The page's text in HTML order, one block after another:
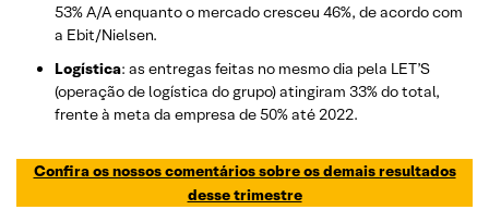
53% A/A enquanto o mercado cresceu 46%, de acordo com
a Ebit/Nielsen.
Logística: as entregas feitas no mesmo dia pela LET’S
(operação de logística do grupo) atingiram 33% do total,
frente à meta da empresa de 50% até 2022.
Confira os nossos comentários sobre os demais resultados
desse trimestre